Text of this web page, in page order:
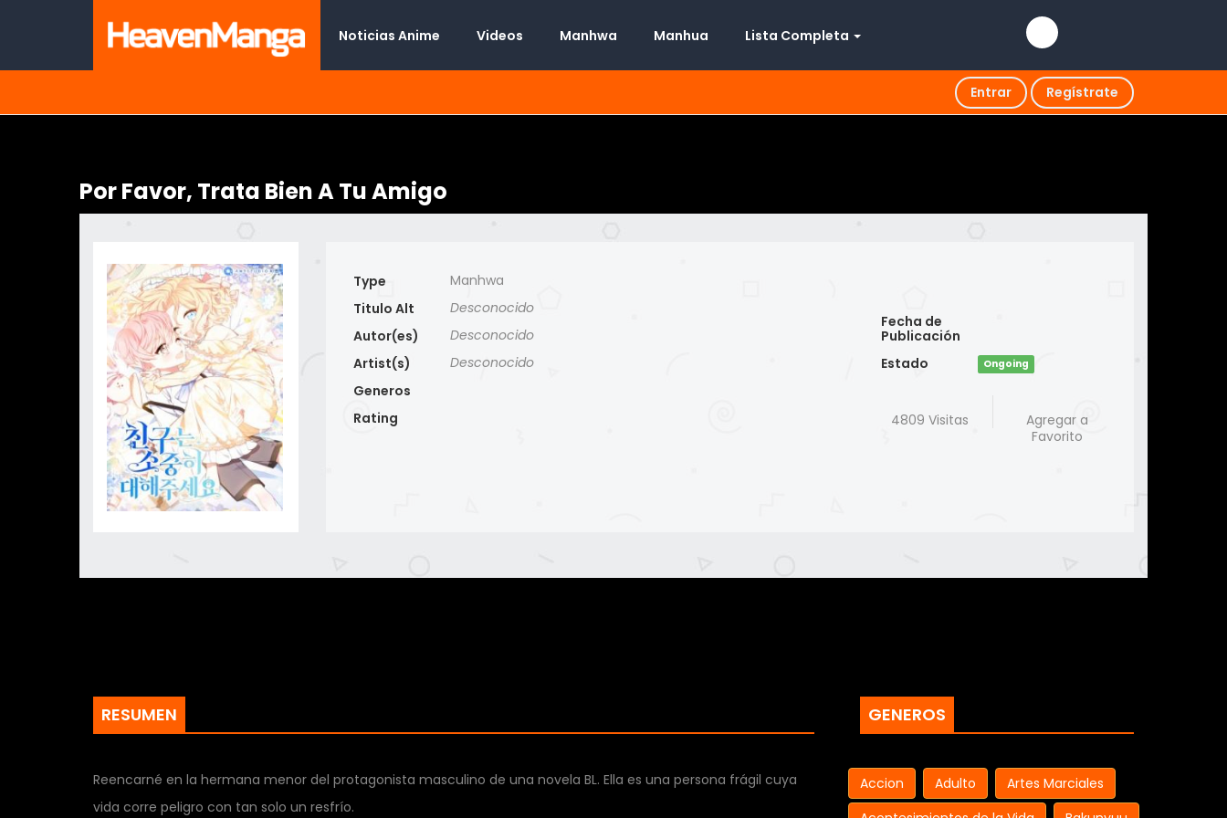
Noticias Anime Videos Manhwa Manhua Lista Completa
Entrar Regístrate
Por Favor, Trata Bien A Tu Amigo
Type
Manhwa
Titulo Alt
Desconocido
Autor(es)
Desconocido
Artist(s)
Desconocido
Generos
Rating
Fecha de
Publicación
Estado
Ongoing
4809 Visitas
Agregar a
Favorito
RESUMEN
Reencarné en la hermana menor del protagonista masculino de una novela BL. Ella es una persona frágil cuya
vida corre peligro con tan solo un resfrío.
GENEROS
Accion Adulto
Artes Marciales